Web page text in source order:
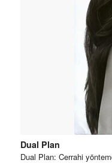
Dual Plan
Dual Plan: Cerrahi